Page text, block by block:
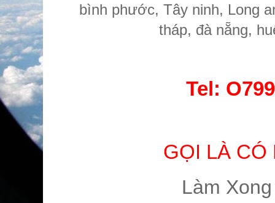
bình phước, Tây ninh, Long
tháp, đà nẵng,
Tel:
GỌI LÀ CÓ
Làm